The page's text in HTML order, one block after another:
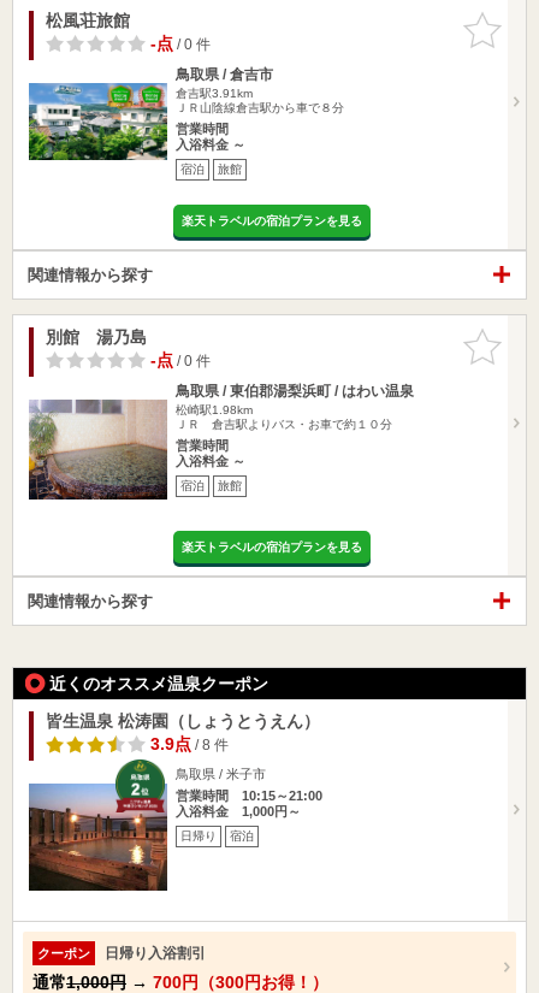
お気に入
りに追加
松風荘旅館
-点/ 0 件
鳥取県 / 倉吉市
倉吉駅3.91km
ＪＲ山陰線倉吉駅から車で８分
営業時間
入浴料金 ～
宿泊 旅館
楽天トラベルの宿泊プランを見る
関連情報から探す
お気に入
りに追加
別館 湯乃島
-点/ 0 件
鳥取県 / 東伯郡湯梨浜町 / はわい温泉
松崎駅1.98km
ＪＲ 倉吉駅よりバス・お車で約１０分
営業時間
入浴料金 ～
宿泊 旅館
楽天トラベルの宿泊プランを見る
関連情報から探す
近くのオススメ温泉クーポン
皆生温泉 松涛園（しょうとうえん）
3.9点/ 8 件
鳥取県 / 米子市
営業時間 10:15～21:00
入浴料金 1,000円～
日帰り 宿泊
クーポン 日帰り入浴割引
通常1,000円 → 700円（300円お得！）